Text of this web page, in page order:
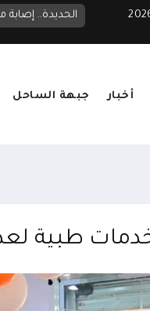
07 أغسطس 2026
الحديدة..
أخبار جبهة الساحل
لعدد 300